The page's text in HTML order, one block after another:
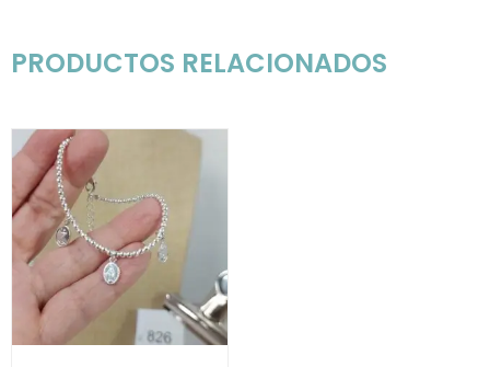
PRODUCTOS RELACIONADOS